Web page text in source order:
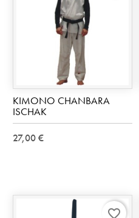
KIMONO CHANBARA
ISCHAK
27,00 €
favorite_border